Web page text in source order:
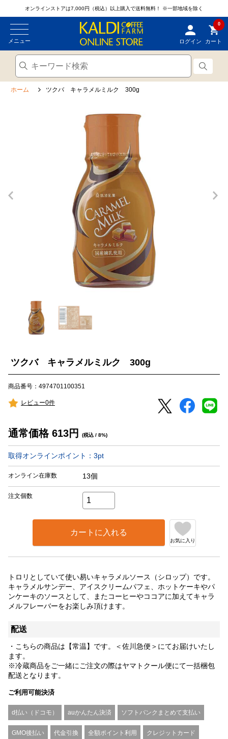
オンラインストアは7,000円（税込）以上購入で送料無料！ ※一部地域を除く
メニュー ログイン
0
カート
ホーム ツクバ キャラメルミルク 300g
ツクバ キャラメルミルク 300g
商品番号：4974701100351
レビュー0件
通常価格 613円 (税込 / 8%)
取得オンラインポイント： 3pt
オンライン在庫数 13個
注文個数
カートに入れる
お気に入り
トロリとしていて使い易いキャラメルソース（シロップ）です。
キャラメルサンデー、アイスクリームパフェ、ホットケーキやパ
ンケーキのソースとして、またコーヒーやココアに加えてキャラ
メルフレーバーをお楽しみ頂けます。
配送
・こちらの商品は【常温】です。＜佐川急便＞にてお届けいたし
ます。
※冷蔵商品をご一緒にご注文の際はヤマトクール便にて一括梱包
配送となります。
ご利用可能決済
d払い（ドコモ） auかんたん決済 ソフトバンクまとめて支払い
GMO後払い 代金引換 全額ポイント利用 クレジットカード